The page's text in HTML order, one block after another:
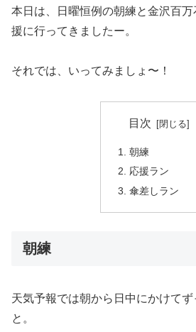
本日は、日曜恒例の朝練と金沢百
援に行ってきましたー。
それでは、いってみましょ〜！
目次
朝練
応援ラン
傘差しラン
朝練
天気予報では朝から日中にかけて
と。